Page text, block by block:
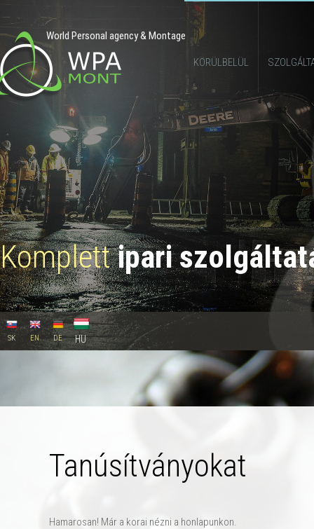
KÖRÜLBELÜL
Komplettipari
SK EN DE HU
Tanúsítványokat
Hamarosan! Már a korai nézni a honlapunkon.